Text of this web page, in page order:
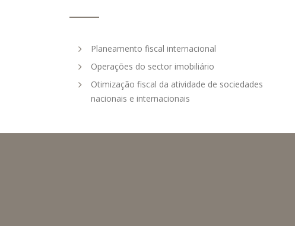
Planeamento fiscal internacional
Operações do sector imobiliário
Otimização fiscal da atividade de sociedades
nacionais e internacionais